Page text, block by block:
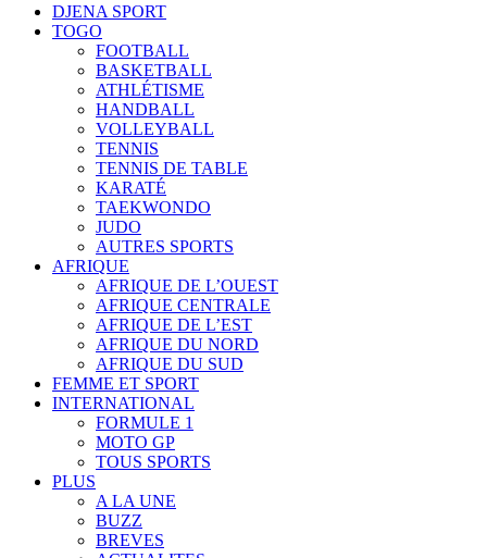
DJENA SPORT
TOGO
FOOTBALL
BASKETBALL
ATHLÉTISME
HANDBALL
VOLLEYBALL
TENNIS
TENNIS DE TABLE
KARATÉ
TAEKWONDO
JUDO
AUTRES SPORTS
AFRIQUE
AFRIQUE DE L’OUEST
AFRIQUE CENTRALE
AFRIQUE DE L’EST
AFRIQUE DU NORD
AFRIQUE DU SUD
FEMME ET SPORT
INTERNATIONAL
FORMULE 1
MOTO GP
TOUS SPORTS
PLUS
A LA UNE
BUZZ
BREVES